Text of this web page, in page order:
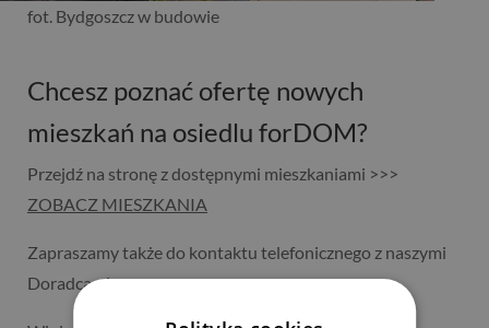
fot. Bydgoszcz w budowie
Chcesz poznać ofertę nowych
mieszkań na osiedlu forDOM?
Przejdź na stronę z dostępnymi mieszkaniami >>>
ZOBACZ MIESZKANIA
Zapraszamy także do kontaktu telefonicznego z naszymi
Doradcami: